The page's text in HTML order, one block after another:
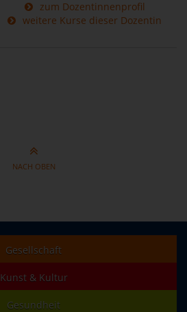
zum Dozentinnenprofil
weitere Kurse dieser Dozentin
NACH OBEN
Gesellschaft
Kunst & Kultur
Gesundheit